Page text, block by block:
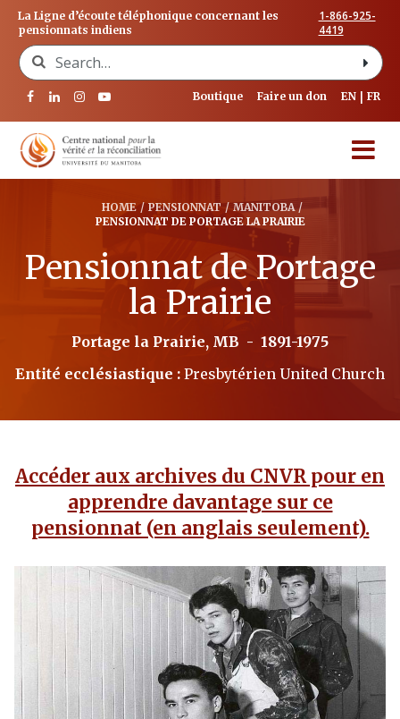
La Ligne d’écoute téléphonique concernant les
pensionnats indiens
1-866-925-
4419
Search for:
Boutique Faire un don EN FR
HOME / PENSIONNAT / MANITOBA /
PENSIONNAT DE PORTAGE LA PRAIRIE
Pensionnat de Portage
la Prairie
Portage la Prairie, MB - 1891-1975
Entité ecclésiastique : Presbytérien United Church
Accéder aux archives du CNVR pour en
apprendre davantage sur ce
pensionnat (en anglais seulement).